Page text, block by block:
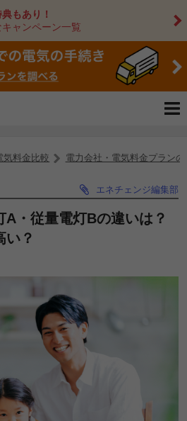
もあり！
ャンペーン一覧
気料金比較 電力会社・電気料金プランの
エネチェンジ編集部
A・従量電灯Bの違いは？
い？